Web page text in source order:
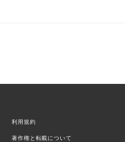
利用規約
著作権と転載について